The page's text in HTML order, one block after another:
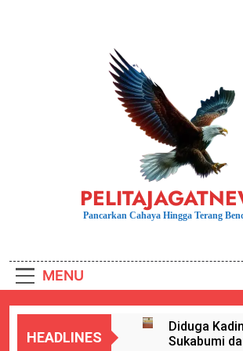
Pancarkan Cahaya Hingga Terang
MENU
HEADLINES
Diduga
Sukabumi